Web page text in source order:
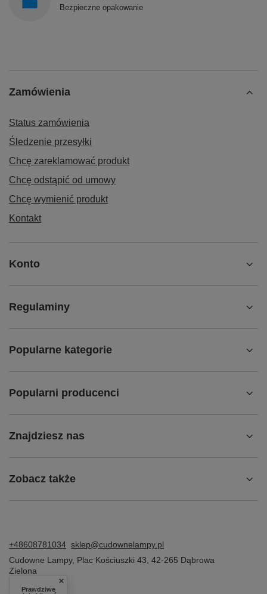
Bezpieczne opakowanie
Zamówienia
Status zamówienia
Śledzenie przesyłki
Chcę zareklamować produkt
Chcę odstąpić od umowy
Chcę wymienić produkt
Kontakt
Konto
Regulaminy
Popularne kategorie
Popularni producenci
Znajdziesz nas
Zobacz także
+48608781034 sklep@cudownelampy.pl
Cudowne Lampy, Plac Kościuszki 43 42-265 Dąbrowa
Zielona
Prawdziwe